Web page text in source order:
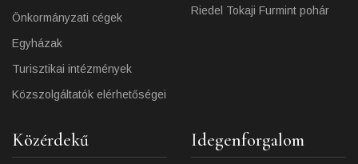
Önkormányzati cégek
Egyházak
Turisztikai intézmények
Közszolgáltatók elérhetőségei
Riedel Tokaji Furmint pohár
Közérdekű Idegenforgalom